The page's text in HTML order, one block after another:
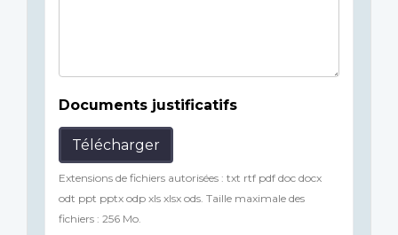
Documents justificatifs
Télécharger
Extensions de fichiers autorisées : txt rtf pdf doc docx
odt ppt pptx odp xls xlsx ods. Taille maximale des
fichiers : 256 Mo.